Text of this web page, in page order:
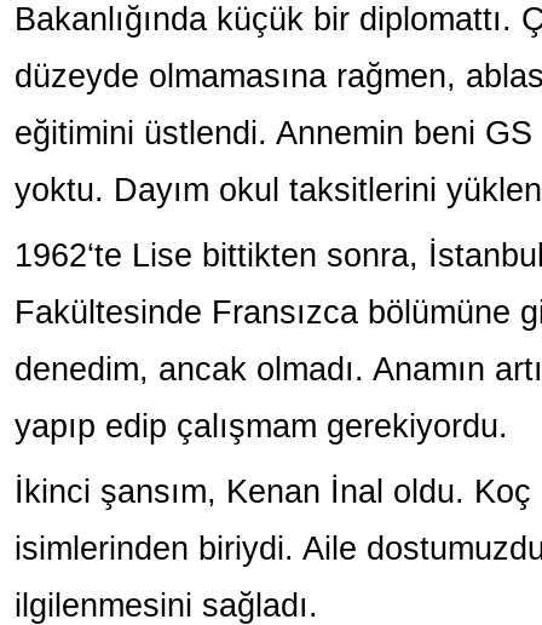
Bakanlığında küçük bir diplomattı.
düzeyde olmamasına rağmen,
eğitimini üstlendi. Annemin beni
yoktu. Dayım okul taksitlerini
1962‘te Lise bittikten sonra,
Fakültesinde Fransızca bölümüne
denedim, ancak olmadı. Anamın
yapıp edip çalışmam gerekiyordu.
İkinci şansım, Kenan İnal oldu. Koç
isimlerinden biriydi. Aile
ilgilenmesini sağladı.